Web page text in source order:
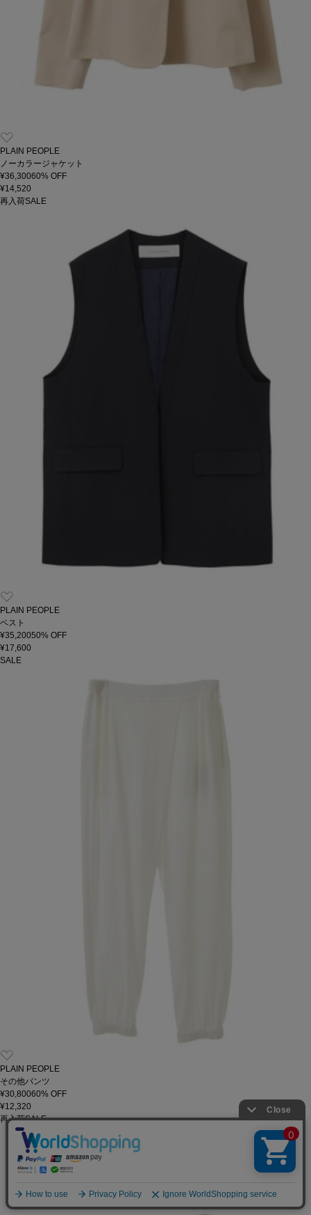
PLAIN PEOPLE
ノーカラージャケット
¥36,30060% OFF
¥14,520
再入荷SALE
PLAIN PEOPLE
ベスト
¥35,20050% OFF
¥17,600
SALE
PLAIN PEOPLE
その他パンツ
¥30,80060% OFF
¥12,320
再入荷SALE